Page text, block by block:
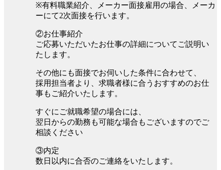
※有料職業紹介、メーカー面接雇用の場合、メーカ
ーにて2次面接を行います。
②お仕事紹介
ご応募いただいたお仕事の詳細についてご説明い
たします。
その他にも面接でお伺いした条件に合わせて、
採用担当者より、求職者様に合うおすすめのお仕
事もご紹介いたします。
すぐにご就職希望の場合には、
翌日からの勤務も可能な場合もございますのでご
相談ください
③内定
数日以内に合否のご連絡をいたします。